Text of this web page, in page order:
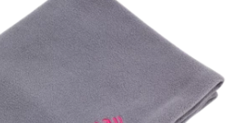
Golfschläger